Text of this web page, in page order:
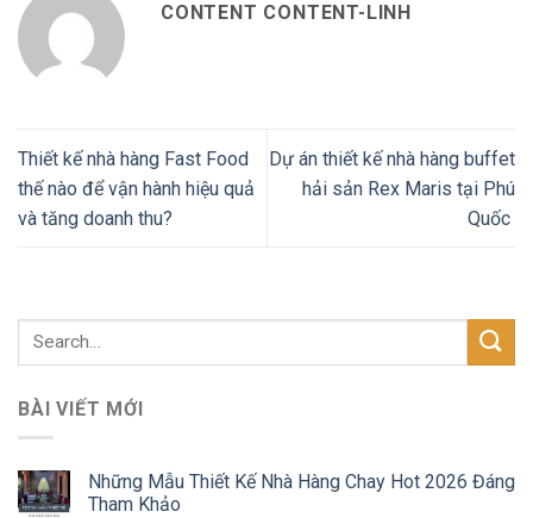
CONTENT CONTENT-LINH
Thiết kế nhà hàng Fast Food
thế nào để vận hành hiệu quả
và tăng doanh thu?
Dự án thiết kế nhà hàng buffet
hải sản Rex Maris tại Phú
Quốc
BÀI VIẾT MỚI
Những Mẫu Thiết Kế Nhà Hàng Chay Hot 2026 Đáng
Tham Khảo